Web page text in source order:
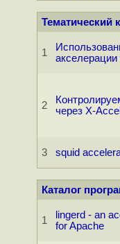
Тематический
1
акселерации
2
через X-
3 squid
Каталог
1
lingerd - an
for Apache